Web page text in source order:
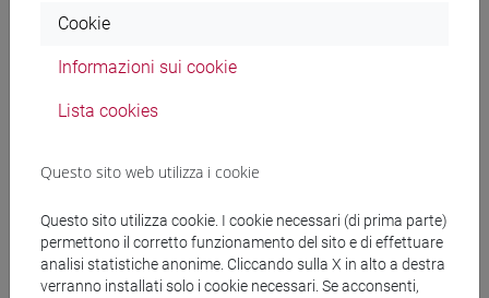
Docenti
MASO Stefano- 30h Lezione
Materiali su Moodle
Cookie
Informazioni sui cookie
Lista cookies
Questo sito web utilizza i cookie
Questo sito utilizza cookie. I cookie necessari (di prima parte)
permettono il corretto funzionamento del sito e di effettuare
analisi statistiche anonime. Cliccando sulla X in alto a destra
verranno installati solo i cookie necessari. Se acconsenti,